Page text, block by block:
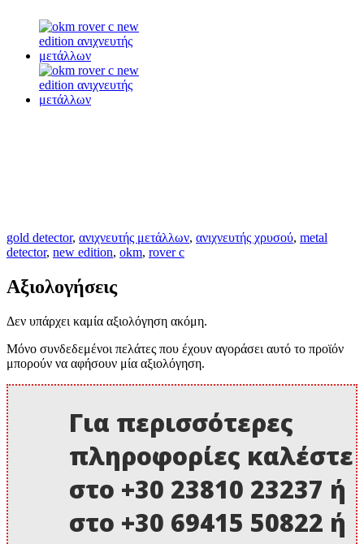
gold detector, ανιχνευτής μετάλλων, ανιχνευτής χρυσού, metal
detector, new edition, okm, rover c
Αξιολογήσεις
Δεν υπάρχει καμία αξιολόγηση ακόμη.
Μόνο συνδεδεμένοι πελάτες που έχουν αγοράσει αυτό το προϊόν
μπορούν να αφήσουν μία αξιολόγηση.
Για περισσότερες
πληροφορίες καλέστε
στο +30 23810 23237 ή
στο +30 69415 50822 ή